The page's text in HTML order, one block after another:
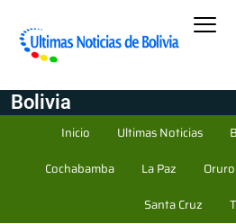
Bolivia
Inicio Ultimas Noticias
Cochabamba
La Paz Oruro
Santa Cruz